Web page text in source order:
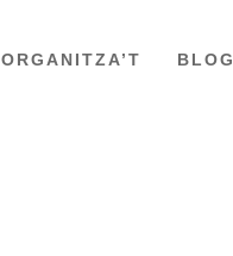
ORGANITZA’T BLOG